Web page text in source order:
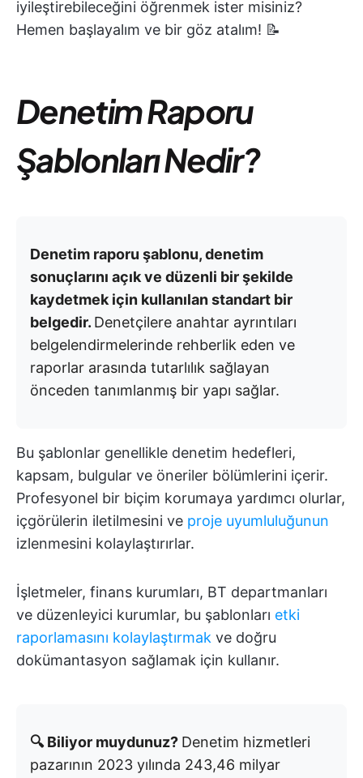
iyileştirebileceğini öğrenmek ister misiniz?
Hemen başlayalım ve bir göz atalım! 📝
Denetim Raporu
Şablonları Nedir?
Denetim raporu şablonu, denetim
sonuçlarını açık ve düzenli bir şekilde
kaydetmek için kullanılan standart bir
belgedir. Denetçilere anahtar ayrıntıları
belgelendirmelerinde rehberlik eden ve
raporlar arasında tutarlılık sağlayan
önceden tanımlanmış bir yapı sağlar.
Bu şablonlar genellikle denetim hedefleri,
kapsam, bulgular ve öneriler bölümlerini içerir.
Profesyonel bir biçim korumaya yardımcı olurlar,
içgörülerin iletilmesini ve proje uyumluluğunun
izlenmesini kolaylaştırırlar.
İşletmeler, finans kurumları, BT departmanları
ve düzenleyici kurumlar, bu şablonları etki
raporlamasını kolaylaştırmak ve doğru
dokümantasyon sağlamak için kullanır.
🔍 Biliyor muydunuz? Denetim hizmetleri
pazarının 2023 yılında 243,46 milyar